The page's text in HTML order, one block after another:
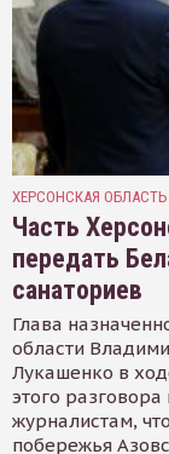
ХЕРСОНСКАЯ ОБЛАСТЬ
Часть
передать
санаториев
Глава
области
Лукашенко в
этого
журналистам,
побережья